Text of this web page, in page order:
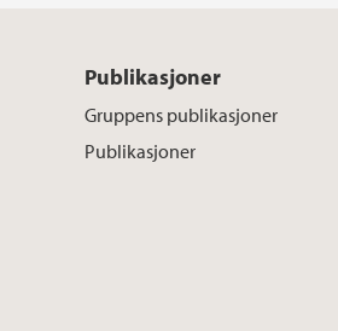
Publikasjoner
Gruppens publikasjoner
Publikasjoner